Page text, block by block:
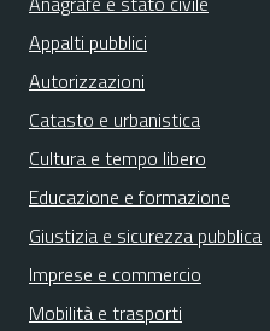
Appalti pubblici
Autorizzazioni
Catasto e urbanistica
Cultura e tempo libero
Educazione e formazione
Giustizia e sicurezza pubblica
Imprese e commercio
Mobilità e trasporti